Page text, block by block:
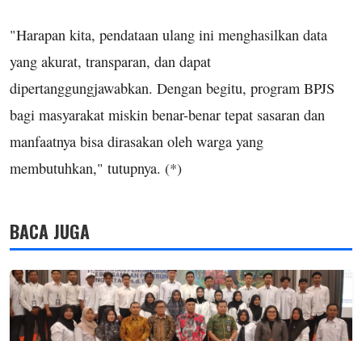
"Harapan kita, pendataan ulang ini menghasilkan data
yang akurat, transparan, dan dapat
dipertanggungjawabkan. Dengan begitu, program BPJS
bagi masyarakat miskin benar-benar tepat sasaran dan
manfaatnya bisa dirasakan oleh warga yang
membutuhkan," tutupnya. (*)
BACA JUGA